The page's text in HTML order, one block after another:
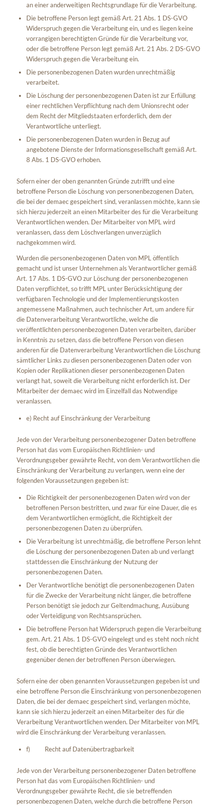
an einer anderweitigen Rechtsgrundlage für die Verarbeitung.
Die betroffene Person legt gemäß Art. 21 Abs. 1 DS-GVO
Widerspruch gegen die Verarbeitung ein, und es liegen keine
vorrangigen berechtigten Gründe für die Verarbeitung vor,
oder die betroffene Person legt gemäß Art. 21 Abs. 2 DS-GVO
Widerspruch gegen die Verarbeitung ein.
Die personenbezogenen Daten wurden unrechtmäßig
verarbeitet.
Die Löschung der personenbezogenen Daten ist zur Erfüllung
einer rechtlichen Verpflichtung nach dem Unionsrecht oder
dem Recht der Mitgliedstaaten erforderlich, dem der
Verantwortliche unterliegt.
Die personenbezogenen Daten wurden in Bezug auf
angebotene Dienste der Informationsgesellschaft gemäß Art.
8 Abs. 1 DS-GVO erhoben.
Sofern einer der oben genannten Gründe zutrifft und eine
betroffene Person die Löschung von personenbezogenen Daten,
die bei der demaec gespeichert sind, veranlassen möchte, kann sie
sich hierzu jederzeit an einen Mitarbeiter des für die Verarbeitung
Verantwortlichen wenden. Der Mitarbeiter von MPL wird
veranlassen, dass dem Löschverlangen unverzüglich
nachgekommen wird.
Wurden die personenbezogenen Daten von MPL öffentlich
gemacht und ist unser Unternehmen als Verantwortlicher gemäß
Art. 17 Abs. 1 DS-GVO zur Löschung der personenbezogenen
Daten verpflichtet, so trifft MPL unter Berücksichtigung der
verfügbaren Technologie und der Implementierungskosten
angemessene Maßnahmen, auch technischer Art, um andere für
die Datenverarbeitung Verantwortliche, welche die
veröffentlichten personenbezogenen Daten verarbeiten, darüber
in Kenntnis zu setzen, dass die betroffene Person von diesen
anderen für die Datenverarbeitung Verantwortlichen die Löschung
sämtlicher Links zu diesen personenbezogenen Daten oder von
Kopien oder Replikationen dieser personenbezogenen Daten
verlangt hat, soweit die Verarbeitung nicht erforderlich ist. Der
Mitarbeiter der demaec wird im Einzelfall das Notwendige
veranlassen.
e) Recht auf Einschränkung der Verarbeitung
Jede von der Verarbeitung personenbezogener Daten betroffene
Person hat das vom Europäischen Richtlinien- und
Verordnungsgeber gewährte Recht, von dem Verantwortlichen die
Einschränkung der Verarbeitung zu verlangen, wenn eine der
folgenden Voraussetzungen gegeben ist:
Die Richtigkeit der personenbezogenen Daten wird von der
betroffenen Person bestritten, und zwar für eine Dauer, die es
dem Verantwortlichen ermöglicht, die Richtigkeit der
personenbezogenen Daten zu überprüfen.
Die Verarbeitung ist unrechtmäßig, die betroffene Person lehnt
die Löschung der personenbezogenen Daten ab und verlangt
stattdessen die Einschränkung der Nutzung der
personenbezogenen Daten.
Der Verantwortliche benötigt die personenbezogenen Daten
für die Zwecke der Verarbeitung nicht länger, die betroffene
Person benötigt sie jedoch zur Geltendmachung, Ausübung
oder Verteidigung von Rechtsansprüchen.
Die betroffene Person hat Widerspruch gegen die Verarbeitung
gem. Art. 21 Abs. 1 DS-GVO eingelegt und es steht noch nicht
fest, ob die berechtigten Gründe des Verantwortlichen
gegenüber denen der betroffenen Person überwiegen.
Sofern eine der oben genannten Voraussetzungen gegeben ist und
eine betroffene Person die Einschränkung von personenbezogenen
Daten, die bei der demaec gespeichert sind, verlangen möchte,
kann sie sich hierzu jederzeit an einen Mitarbeiter des für die
Verarbeitung Verantwortlichen wenden. Der Mitarbeiter von MPL
wird die Einschränkung der Verarbeitung veranlassen.
f) Recht auf Datenübertragbarkeit
Jede von der Verarbeitung personenbezogener Daten betroffene
Person hat das vom Europäischen Richtlinien- und
Verordnungsgeber gewährte Recht, die sie betreffenden
personenbezogenen Daten, welche durch die betroffene Person